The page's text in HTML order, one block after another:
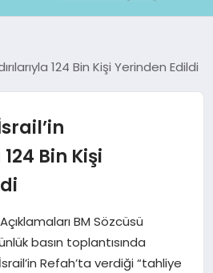
124 Bin Kişi Yerinden Edildi
Bin Kişi
BM Sözcüsü
basın toplantısında
Refah’ta verdiği “tahliye